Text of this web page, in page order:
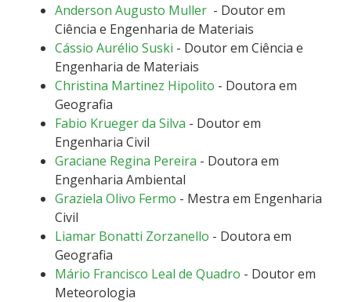
Anderson Augusto Muller - Doutor em
Ciência e Engenharia de Materiais
Cássio Aurélio Suski - Doutor em Ciência e
Engenharia de Materiais
Christina Martinez Hipolito - Doutora em
Geografia
Fabio Krueger da Silva - Doutor em
Engenharia Civil
Graciane Regina Pereira - Doutora em
Engenharia Ambiental
Graziela Olivo Fermo - Mestra em Engenharia
Civil
Liamar Bonatti Zorzanello - Doutora em
Geografia
Mário Francisco Leal de Quadro - Doutor em
Meteorologia